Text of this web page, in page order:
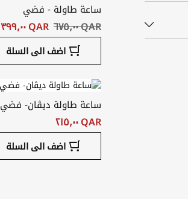
ساعة طاولة - فضي
QAR ‏٣٩٩٫٠٠ QAR ‏٦٧٥٫٠٠
اضف الى السلة
ساعة طاولة ديڤان- فضي
QAR ‏٢١٥٫٠٠
اضف الى السلة